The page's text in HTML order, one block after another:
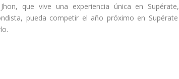
que vive una experiencia única en
pueda competir el año próximo en